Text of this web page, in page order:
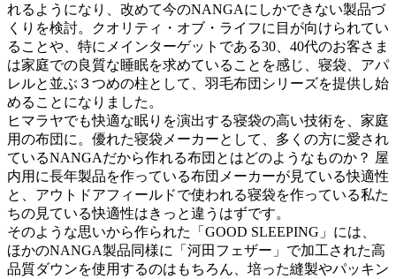
れるようになり、改めて今のNANGAにしかできない製品づ
くりを検討。クオリティ・オブ・ライフに目が向けられてい
ることや、特にメインターゲットである30、40代のお客さま
は家庭での良質な睡眠を求めていることを感じ、寝袋、アパ
レルと並ぶ３つめの柱として、羽毛布団シリーズを提供し始
めることになりました。
ヒマラヤでも快適な眠りを演出する寝袋の高い技術を、家庭
用の布団に。優れた寝袋メーカーとして、多くの方に愛され
ているNANGAだから作れる布団とはどのようなものか？ 屋
内用に長年製品を作っている布団メーカーが見ている快適性
と、アウトドアフィールドで使われる寝袋を作っている私た
ちの見ている快適性はきっと違うはずです。
そのような思いから作られた「GOOD SLEEPING」には、
ほかのNANGA製品同様に「河田フェザー」で加工された高
品質ダウンを使用するのはもちろん、培った縫製やパッキン